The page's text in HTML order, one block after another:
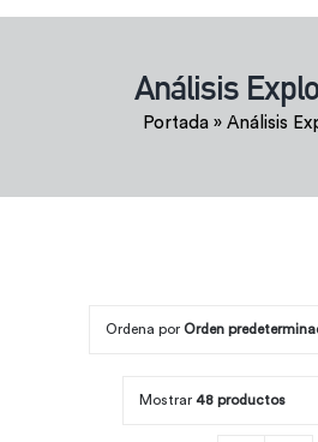
Comprar ahora
Análisis
Portada» Análisis
Ordena por Orden
Mostrar 48 productos